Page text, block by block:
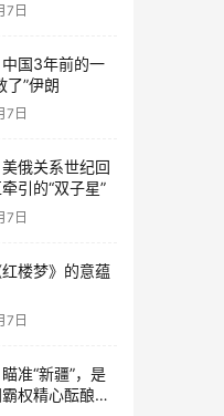
7日
国3年前的一
了”伊朗
7日
俄关系世纪回
引的“双子星”
7日
楼梦》的意蕴
7日
准“新疆”，是
权精心酝酿的